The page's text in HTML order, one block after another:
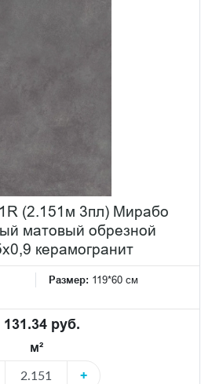
(2.151м 3пл) Мирабо
матовый обрезной
керамогранит
Размер: 119*60 см
131.34 руб.
м²
+